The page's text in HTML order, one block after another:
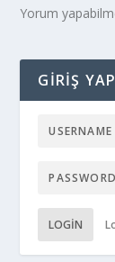
Yorum
GIRIŞ YAP
LOGIN